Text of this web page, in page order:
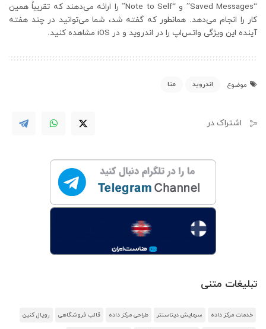
“Saved Messages” و “Note to Self” را ارائه می‌دهند که تقریباً همین
کار را انجام می‌دهد. همانطور که گفته شد، شما می‌توانید در چند هفته
آینده این ویژگی واتس‌اپ را در اندروید و در iOS مشاهده کنید.
موضوع اندروید متا
اشتراک در
تبلیغات متنی
خدمات مرکز داده سرمایش دیتاسنتر طراحی مرکز داده قالب فروشگاهی رویال کنین